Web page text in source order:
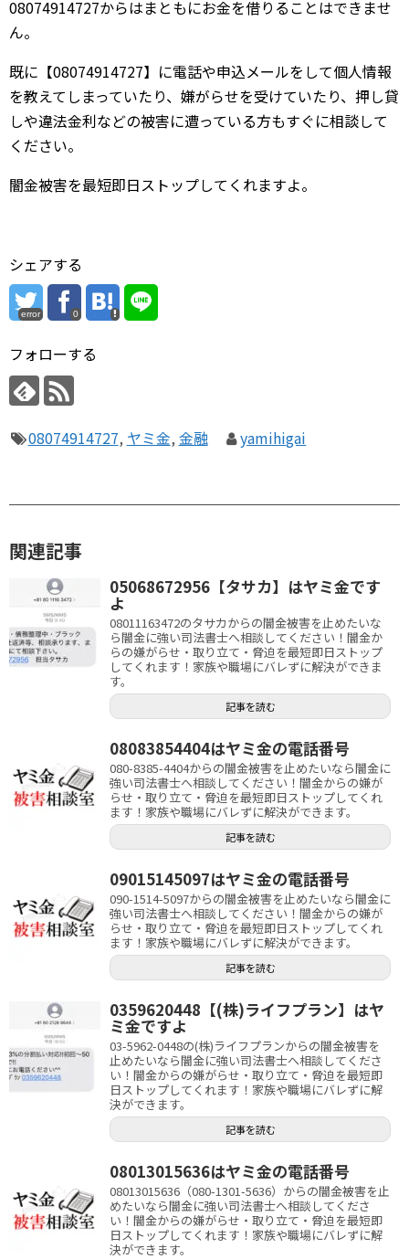
08074914727からはまともにお金を借りることはできませ
ん。
既に【08074914727】に電話や申込メールをして個人情報
を教えてしまっていたり、嫌がらせを受けていたり、押し貸
しや違法金利などの被害に遭っている方もすぐに相談して
ください。
闇金被害を最短即日ストップしてくれますよ。
シェアする
error 0
フォローする
08074914727, ヤミ金, 金融 yamihigai
関連記事
05068672956【タサカ】はヤミ金です
よ
08011163472のタサカからの闇金被害を止めたいな
ら闇金に強い司法書士へ相談してください！闇金か
らの嫌がらせ・取り立て・脅迫を最短即日ストップ
してくれます！家族や職場にバレずに解決ができま
す。
記事を読む
08083854404はヤミ金の電話番号
080-8385-4404からの闇金被害を止めたいなら闇金に
強い司法書士へ相談してください！闇金からの嫌が
らせ・取り立て・脅迫を最短即日ストップしてくれ
ます！家族や職場にバレずに解決ができます。
記事を読む
09015145097はヤミ金の電話番号
090-1514-5097からの闇金被害を止めたいなら闇金に
強い司法書士へ相談してください！闇金からの嫌が
らせ・取り立て・脅迫を最短即日ストップしてくれ
ます！家族や職場にバレずに解決ができます。
記事を読む
0359620448【(株)ライフプラン】はヤ
ミ金ですよ
03-5962-0448の(株)ライフプランからの闇金被害を
止めたいなら闇金に強い司法書士へ相談してくださ
い！闇金からの嫌がらせ・取り立て・脅迫を最短即
日ストップしてくれます！家族や職場にバレずに解
決ができます。
記事を読む
08013015636はヤミ金の電話番号
08013015636（080-1301-5636）からの闇金被害を止
めたいなら闇金に強い司法書士へ相談してくださ
い！闇金からの嫌がらせ・取り立て・脅迫を最短即
日ストップしてくれます！家族や職場にバレずに解
決ができます。